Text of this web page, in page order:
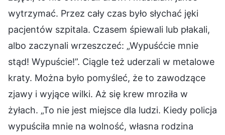
wytrzymać. Przez cały czas było słychać jęki
pacjentów szpitala. Czasem śpiewali lub płakali,
albo zaczynali wrzeszczeć: „Wypuśćcie mnie
stąd! Wypuście!”. Ciągle też uderzali w metalowe
kraty. Można było pomyśleć, że to zawodzące
zjawy i wyjące wilki. Aż się krew mroziła w
żyłach. „To nie jest miejsce dla ludzi. Kiedy policja
wypuściła mnie na wolność, własna rodzina